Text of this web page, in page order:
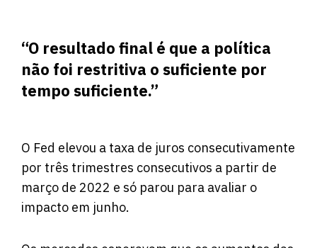
“O resultado final é que a política
não foi restritiva o suficiente por
tempo suficiente.”
O Fed elevou a taxa de juros consecutivamente
por três trimestres consecutivos a partir de
março de 2022 e só parou para avaliar o
impacto em junho.